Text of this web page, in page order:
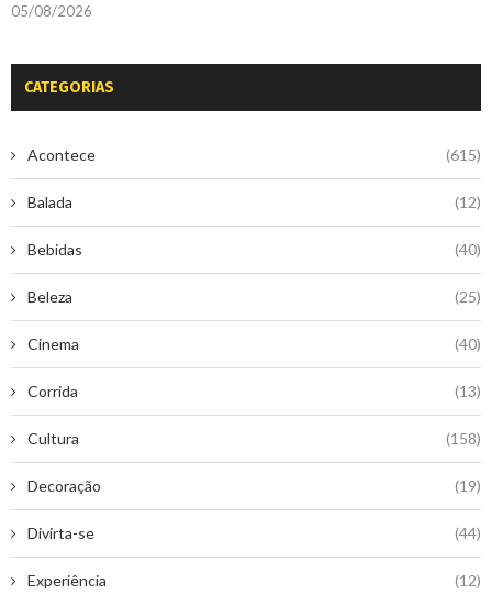
05/08/2026
CATEGORIAS
Acontece (615)
Balada (12)
Bebidas (40)
Beleza (25)
Cinema (40)
Corrida (13)
Cultura (158)
Decoração (19)
Divirta-se (44)
Experiência (12)